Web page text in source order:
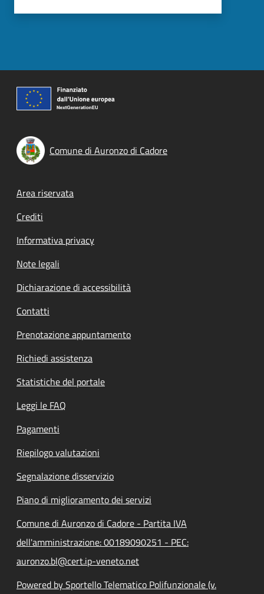
Comune di Auronzo di Cadore
Footer menu
Area riservata
Crediti
Informativa privacy
Note legali
Dichiarazione di accessibilità
Contatti
Prenotazione appuntamento
Richiedi assistenza
Statistiche del portale
Leggi le FAQ
Pagamenti
Riepilogo valutazioni
Segnalazione disservizio
Piano di miglioramento dei servizi
Comune di Auronzo di Cadore - Partita IVA
dell'amministrazione: 00189090251 - PEC:
auronzo.bl@cert.ip-veneto.net
Powered by Sportello Telematico Polifunzionale (v.